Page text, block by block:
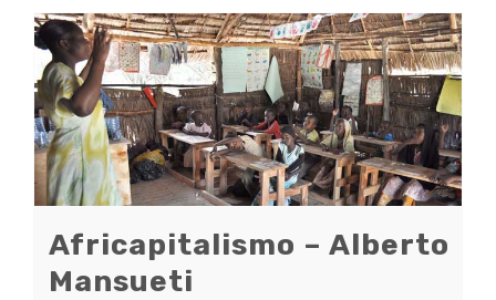
Africapitalismo – Alberto
Mansueti